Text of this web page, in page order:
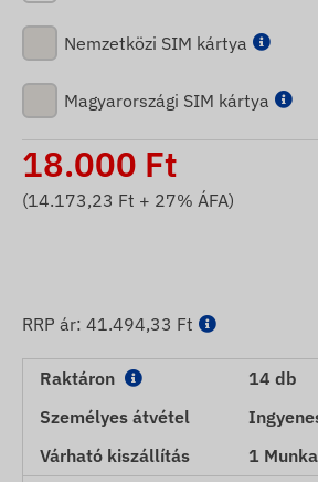
Nemzetközi SIM kártya
Magyarországi SIM kártya
18.000 Ft
(14.173,23 Ft + 27% ÁFA)
RRP ár: 41.494,33 Ft
Raktáron
14 db
Személyes átvétel
Várható kiszállítás
1